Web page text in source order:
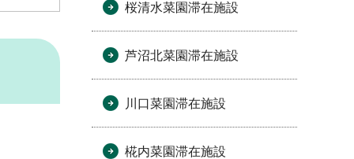
桜清水菜園滞在施設
芦沼北菜園滞在施設
川口菜園滞在施設
椛内菜園滞在施設